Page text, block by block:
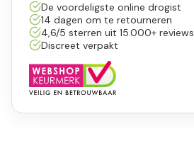
De voordeligste online drogist
14 dagen om te retourneren
4,6/5 sterren uit 15.000+ reviews
Discreet verpakt